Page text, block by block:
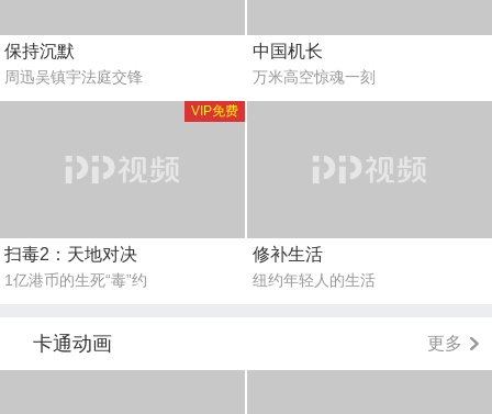
保持沉默
周迅吴镇宇法庭交锋
中国机长
万米高空惊魂一刻
扫毒2：天地对决
1亿港币的生死“毒”约
VIP免费
修补生活
纽约年轻人的生活
卡通动画 更多